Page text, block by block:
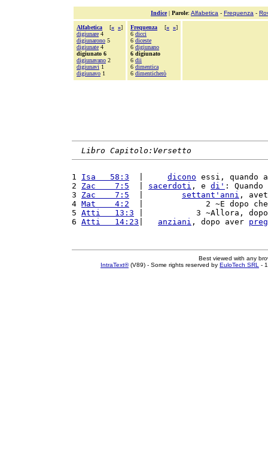
Indice| Parole: Alfabetica - Frequenza -
Alfabetica [« »]
digiunare 4
digiunarono 5
digiunate 4
digiunato 6
digiunavano 2
digiunavi 1
digiunavo 1
Frequenza [« »]
6 dicci
6 diceste
6 digiunano
6 digiunato
6 dii
6 dimentica
6 dimenticherò
Libro Capitolo:Versetto
1 Isa   58:3 dicono essi, quando
2 Zac    7:5 sacerdoti , e di' :
3 Zac    7:5 settant' anni ,
4 Mat    4:2
|             2 ~E dopo
5 Atti   13:3 |           3 ~Allora,
6 Atti   14:23 anziani , dopo aver
Best viewed with any
IntraText®(V89) - Some rights reserved by EuloTech SRL -